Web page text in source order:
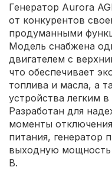
Генератор Aurora
от конкурентов
продуманными
Модель снабжена
двигателем с
что обеспечивает
топлива и масла, а
устройства легким
Разработан для
моменты
питания, генератор
выходную мощность
В.